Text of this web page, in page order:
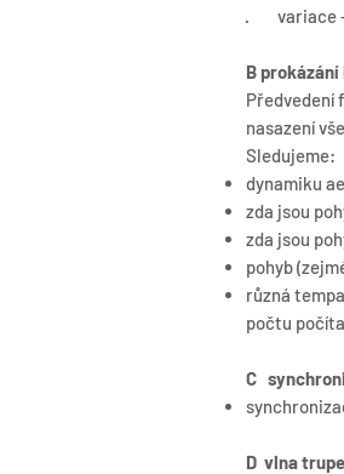
· variace -
B
Předvedení
nasazení
Sledujeme:
dynamiku
zda jsou
zda jsou
pohyb
různá
počtu
C
D vlna